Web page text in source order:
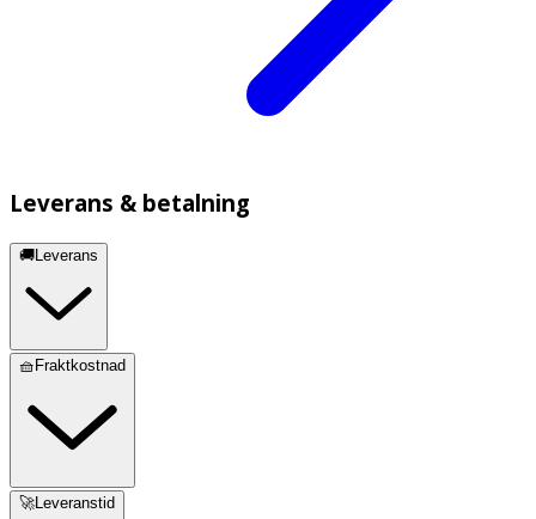
Leverans & betalning
🚚Leverans
🧺Fraktkostnad
🚀Leveranstid